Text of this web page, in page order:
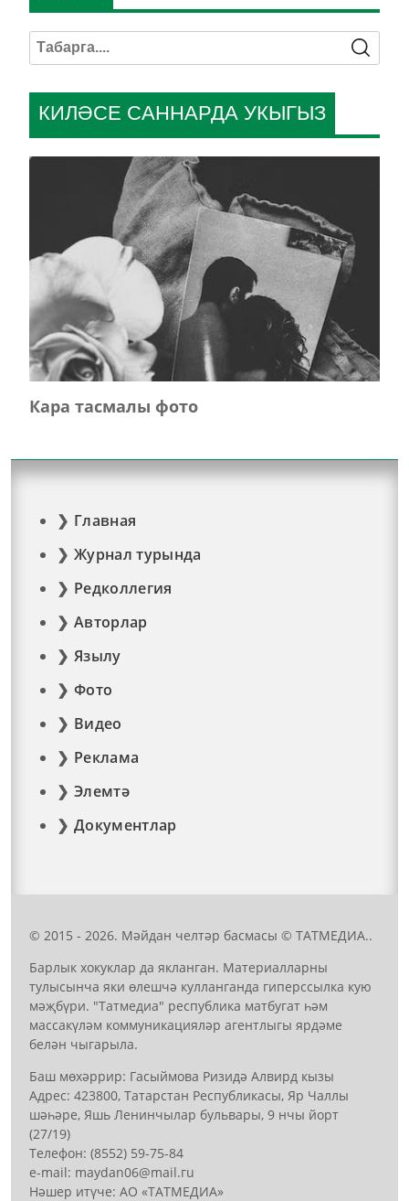
КИЛӘСЕ САННАРДА УКЫГЫЗ
Кара тасмалы фото
Главная
Журнал турында
Редколлегия
Авторлар
Язылу
Фото
Видео
Реклама
Элемтә
Документлар
© 2015 - 2026. Мәйдан челтәр басмасы © ТАТМЕДИА..
Барлык хокуклар да якланган. Материалларны
тулысынча яки өлешчә кулланганда гиперссылка кую
мәҗбүри. "Татмедиа" республика матбугат һәм
массакүләм коммуникацияләр агентлыгы ярдәме
белән чыгарыла.
Баш мөхәррир: Гасыймова Ризидә Алвирд кызы
Адрес: 423800, Татарстан Республикасы, Яр Чаллы
шәһәре, Яшь Ленинчылар бульвары, 9 нчы йорт
(27/19)
Телефон: (8552) 59-75-84
е-mail: mауdаn06@mail.гu
Нәшер итүче: АО «ТАТМЕДИА»